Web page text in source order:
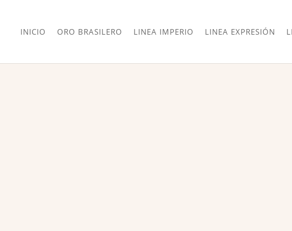
INICIO ORO BRASILERO LINEA IMPERIO LINEA EXPRESIÓN